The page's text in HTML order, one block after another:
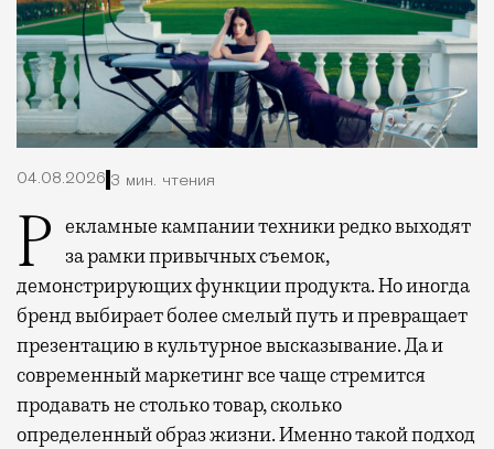
04.08.2026 3 мин. чтения
Рекламные кампании техники редко выходят
за рамки привычных съемок,
демонстрирующих функции продукта. Но иногда
бренд выбирает более смелый путь и превращает
презентацию в культурное высказывание. Да и
современный маркетинг все чаще стремится
продавать не столько товар, сколько
определенный образ жизни. Именно такой подход